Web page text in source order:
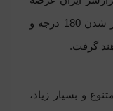
کرده است، با عطفی مقاوم، قابلیت باز شدن 180 درجه و
گرفت.
و بسیار زیاد،